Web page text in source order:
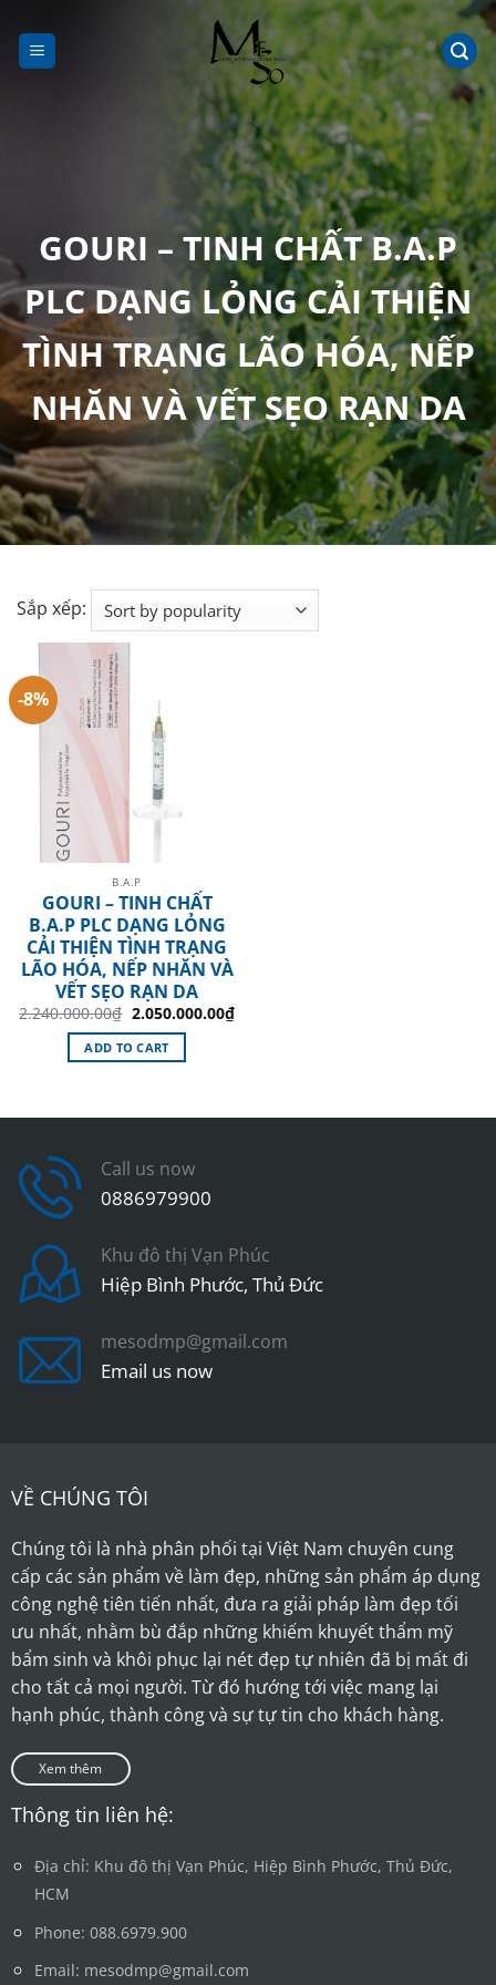
đến
nội
GOURI – TINH CHẤT B.A.P
PLC DẠNG LỎNG CẢI THIỆN
TÌNH TRẠNG LÃO HÓA, NẾP
NHĂN VÀ VẾT SẸO RẠN DA
Sắp xếp:
-8%
B.A.P
GOURI – TINH CHẤT
B.A.P PLC DẠNG LỎNG
CẢI THIỆN TÌNH TRẠNG
LÃO HÓA, NẾP NHĂN VÀ
VẾT SẸO RẠN DA
2.240.000.00₫ Original
price
was:
2.240.000.00₫.
2.050.000.00₫Current
price
ADD TO CART
Call us now
0886979900
Khu đô thị Vạn Phúc
Hiệp Bình Phước, Thủ Đức
mesodmp@gmail.com
Email us now
VỀ CHÚNG TÔI
Chúng tôi là nhà phân phối tại Việt Nam chuyên cung
cấp các sản phẩm về làm đẹp, những sản phẩm áp dụng
công nghệ tiên tiến nhất, đưa ra giải pháp làm đẹp tối
ưu nhất, nhằm bù đắp những khiếm khuyết thẩm mỹ
bẩm sinh và khôi phục lại nét đẹp tự nhiên đã bị mất đi
cho tất cả mọi người. Từ đó hướng tới việc mang lại
hạnh phúc, thành công và sự tự tin cho khách hàng.
Xem thêm
Thông tin liên hệ:
Địa chỉ: Khu đô thị Vạn Phúc, Hiệp Bình Phước, Thủ Đức,
HCM
Phone: 088.6979.900
Email: mesodmp@gmail.com